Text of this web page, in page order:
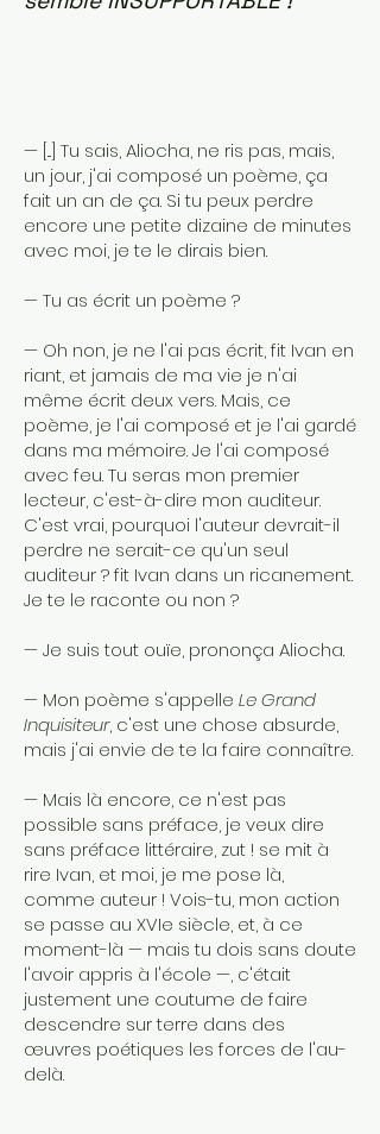
— [...] Tu sais, Aliocha, ne ris pas, mais,
un jour, j'ai composé un poème, ça
fait un an de ça. Si tu peux perdre
encore une petite dizaine de minutes
avec moi, je te le dirais bien.
— Tu as écrit un poème ?
— Oh non, je ne l'ai pas écrit, fit Ivan en
riant, et jamais de ma vie je n'ai
même écrit deux vers. Mais, ce
poème, je l'ai composé et je l'ai gardé
dans ma mémoire. Je l'ai composé
avec feu. Tu seras mon premier
lecteur, c'est-à-dire mon auditeur.
C'est vrai, pourquoi l'auteur devrait-il
perdre ne serait-ce qu'un seul
auditeur ? fit Ivan dans un ricanement.
Je te le raconte ou non ?
— Je suis tout ouïe, prononça Aliocha.
— Mon poème s'appelle Le Grand
Inquisiteur, c'est une chose absurde,
mais j'ai envie de te la faire connaître.
— Mais là encore, ce n'est pas
possible sans préface, je veux dire
sans préface littéraire, zut ! se mit à
rire Ivan, et moi, je me pose là,
comme auteur ! Vois-tu, mon action
se passe au XVIe siècle, et, à ce
moment-là — mais tu dois sans doute
l'avoir appris à l'école —, c'était
justement une coutume de faire
descendre sur terre dans des
œuvres poétiques les forces de l'au-
delà.